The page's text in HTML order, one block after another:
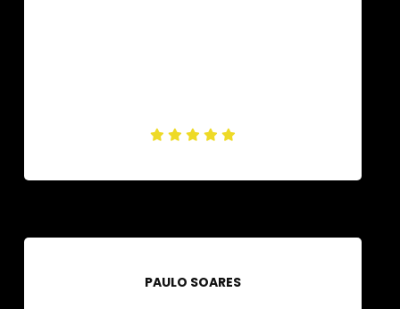
PAULO SOARES